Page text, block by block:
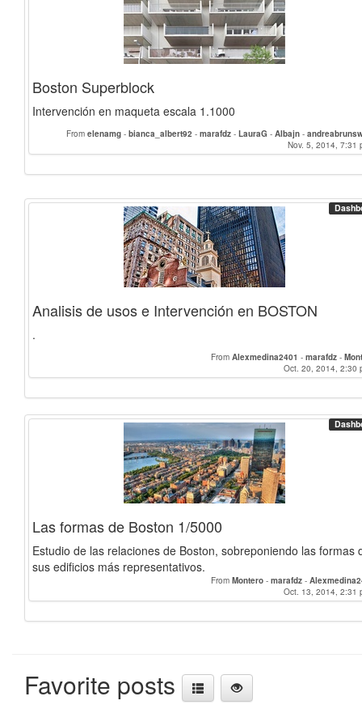
Boston Superblock
Intervención en maqueta escala 1.1000
From elenamg - bianca_albert92 - marafdz - LauraG - Albajn -
Montero -
Nov. 5, 2014, 7:31
Analisis de usos e Intervención en BOSTON
.
From Alexmedina2401 - marafdz -
Oct. 20, 2014, 2:30
Las formas de Boston 1/5000
Estudio de las relaciones de Boston, sobreponiendo las formas
sus edificios más representativos.
From Montero - marafdz -
Oct. 13, 2014, 2:31
Favorite posts